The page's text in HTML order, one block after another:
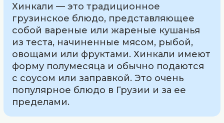
Хинкали — это традиционное
грузинское блюдо, представляющее
собой вареные или жареные кушанья
из теста, начиненные мясом, рыбой,
овощами или фруктами. Хинкали имеют
форму полумесяца и обычно подаются
с соусом или заправкой. Это очень
популярное блюдо в Грузии и за ее
пределами.